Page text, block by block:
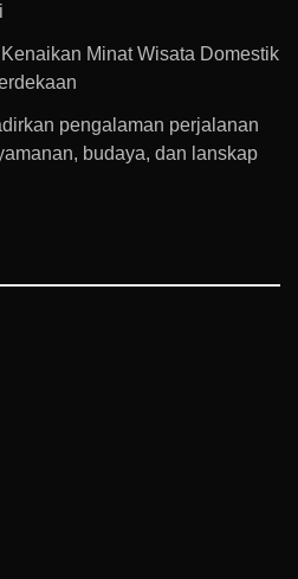
Minat Wisata Domestik
pengalaman perjalanan
budaya, dan lanskap